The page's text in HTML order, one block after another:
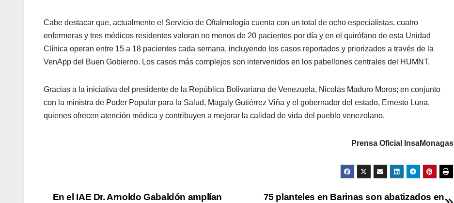
Cabe destacar que, actualmente el Servicio de Oftalmología cuenta con un total de ocho especialistas, cuatro
enfermeras y tres médicos residentes valoran no menos de 20 pacientes por día y en el quirófano de esta Unidad
Clínica operan entre 15 a 18 pacientes cada semana, incluyendo los casos reportados y priorizados a través de la
VenApp del Buen Gobierno. Los casos más complejos son intervenidos en los pabellones centrales del HUMNT.
Gracias a la iniciativa del presidente de la República Bolivariana de Venezuela, Nicolás Maduro Moros; en conjunto
con la ministra de Poder Popular para la Salud, Magaly Gutiérrez Viña y el gobernador del estado, Ernesto Luna,
quienes ofrecen atención médica y contribuyen a mejorar la calidad de vida del pueblo venezolano.
Prensa Oficial InsaMonagas
75 planteles en Barinas son abatizados en
En el IAE Dr. Arnoldo Gabaldón amplían